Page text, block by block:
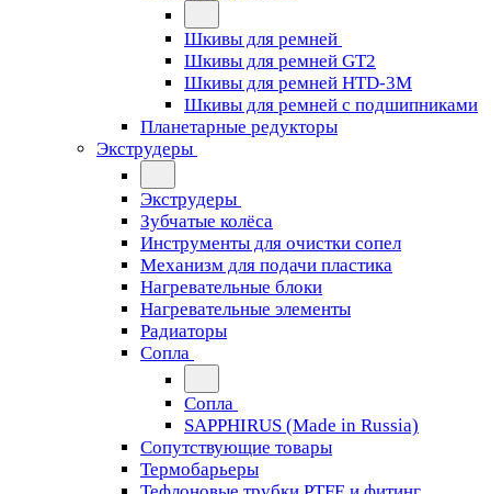
Шкивы для ремней
Шкивы для ремней GT2
Шкивы для ремней HTD-3M
Шкивы для ремней с подшипниками
Планетарные редукторы
Экструдеры
Экструдеры
Зубчатые колёса
Инструменты для очистки сопел
Механизм для подачи пластика
Нагревательные блоки
Нагревательные элементы
Радиаторы
Сопла
Сопла
SAPPHIRUS (Made in Russia)
Сопутствующие товары
Термобарьеры